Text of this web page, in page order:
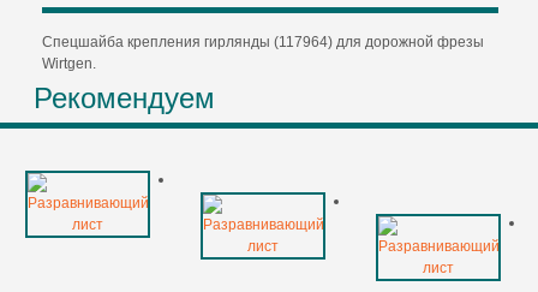
Спецшайба крепления гирлянды (117964) для дорожной фрезы
Wirtgen.
Рекомендуем